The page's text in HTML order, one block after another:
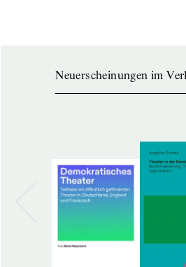
Neuerscheinungen im